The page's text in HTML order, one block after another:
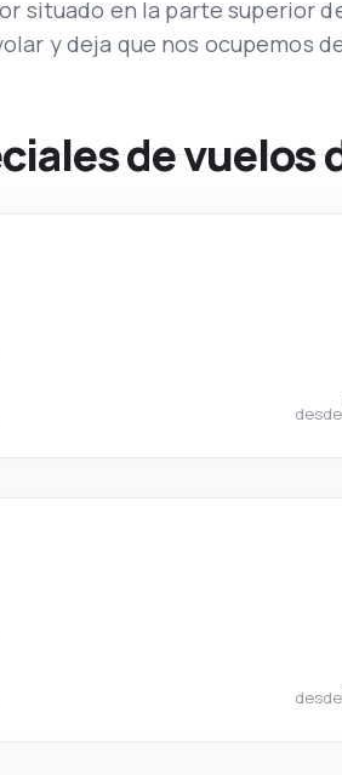
situado en la parte superior
y deja que nos ocupemos
de vuelos
desde
desde